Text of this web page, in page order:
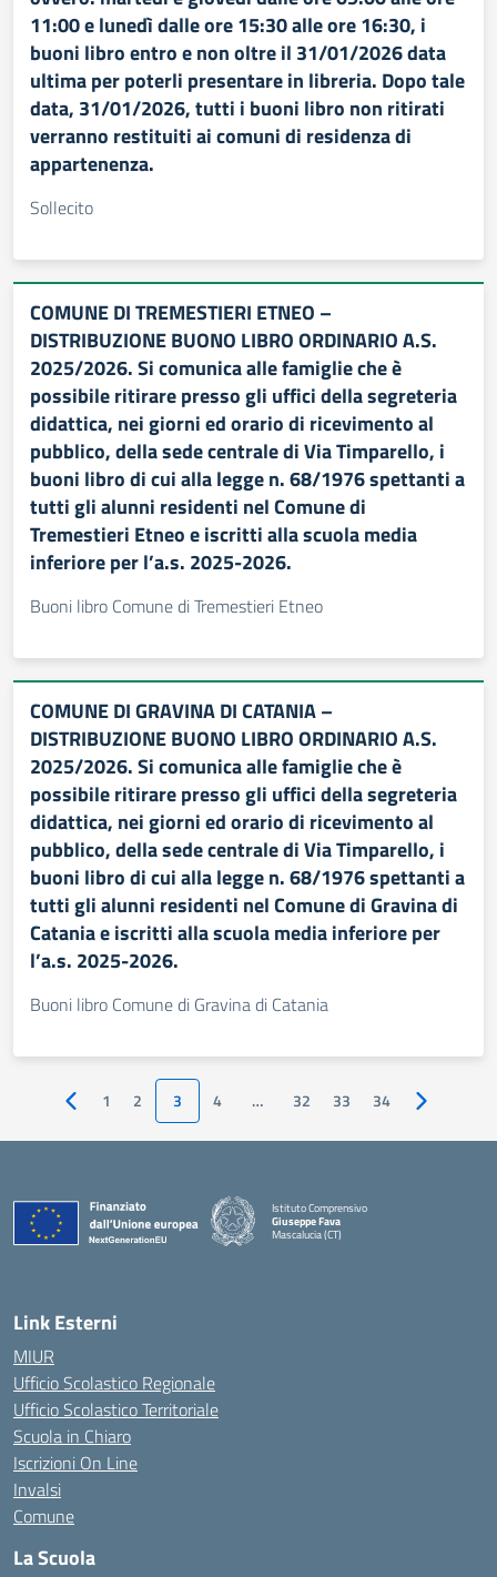
11:00 e lunedì dalle ore 15:30 alle ore 16:30, i
buoni libro entro e non oltre il 31/01/2026 data
ultima per poterli presentare in libreria. Dopo tale
data, 31/01/2026, tutti i buoni libro non ritirati
verranno restituiti ai comuni di residenza di
appartenenza.
Sollecito
COMUNE DI TREMESTIERI ETNEO –
DISTRIBUZIONE BUONO LIBRO ORDINARIO A.S.
2025/2026. Si comunica alle famiglie che è
possibile ritirare presso gli uffici della segreteria
didattica, nei giorni ed orario di ricevimento al
pubblico, della sede centrale di Via Timparello, i
buoni libro di cui alla legge n. 68/1976 spettanti a
tutti gli alunni residenti nel Comune di
Tremestieri Etneo e iscritti alla scuola media
inferiore per l’a.s. 2025-2026.
Buoni libro Comune di Tremestieri Etneo
COMUNE DI GRAVINA DI CATANIA –
DISTRIBUZIONE BUONO LIBRO ORDINARIO A.S.
2025/2026. Si comunica alle famiglie che è
possibile ritirare presso gli uffici della segreteria
didattica, nei giorni ed orario di ricevimento al
pubblico, della sede centrale di Via Timparello, i
buoni libro di cui alla legge n. 68/1976 spettanti a
tutti gli alunni residenti nel Comune di Gravina di
Catania e iscritti alla scuola media inferiore per
l’a.s. 2025-2026.
Buoni libro Comune di Gravina di Catania
Pagina precedente
1 2 3 4 … 32 33 34 Pagina
Istituto Comprensivo
Giuseppe Fava
Mascalucia (CT)
Link Esterni
MIUR
Ufficio Scolastico Regionale
Ufficio Scolastico Territoriale
Scuola in Chiaro
Iscrizioni On Line
Invalsi
Comune
La Scuola